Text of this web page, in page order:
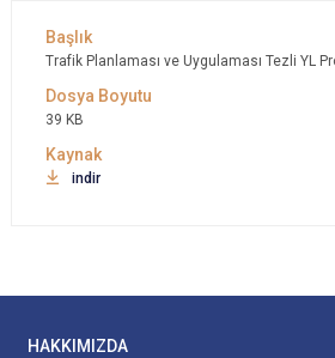
Trafik Planlaması ve Uygulaması Tezli YL
39 KB
indir
HAKKIMIZDA